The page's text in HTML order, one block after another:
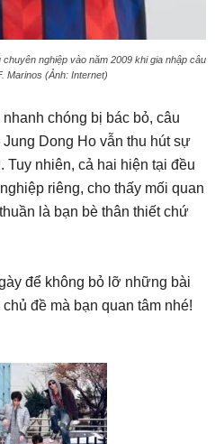
nghiệp vào năm 2009 khi gia nhập câu
Marinos (Ảnh: Internet)
chóng bị bác bỏ, câu
Dong Ho vẫn thu hút sự
nhiên, cả hai hiện tại đều
riêng, cho thấy mối quan
là bạn bè thân thiết chứ
để không bỏ lỡ những bài
đề mà bạn quan tâm nhé!